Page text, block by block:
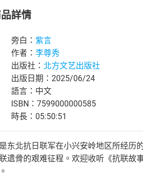
詳情
旁白： 紫言
作者： 李尊秀
出版社： 北方文艺出版社
出版日期：2025/06/24
語言：中文
ISBN：7599000000585
時長：05:50:51
东北抗日联军在小兴安岭地区所经历
遗骨的艰难征程。欢迎收听《抗联故